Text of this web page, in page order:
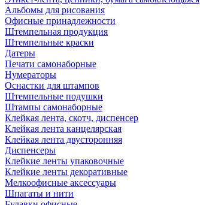
Альбомы для рисования
Офисные принадлежности
Штемпельная продукция
Штемпельные краски
Датеры
Печати самонаборные
Нумераторы
Оснастки для штампов
Штемпельные подушки
Штампы самонаборные
Клейкая лента, скотч, диспенсер
Клейкая лента канцелярская
Клейкая лента двусторонняя
Диспенсеры
Клейкие ленты упаковочные
Клейкие ленты декоративные
Мелкоофисные аксессуары
Шпагаты и нити